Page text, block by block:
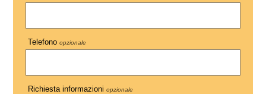
Telefono opzionale
Richiesta informazioni opzionale